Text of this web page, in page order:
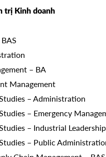
trị Kinh doanh
– BA
Management
– Administration
– Emergency
– Industrial Leadership
– Public